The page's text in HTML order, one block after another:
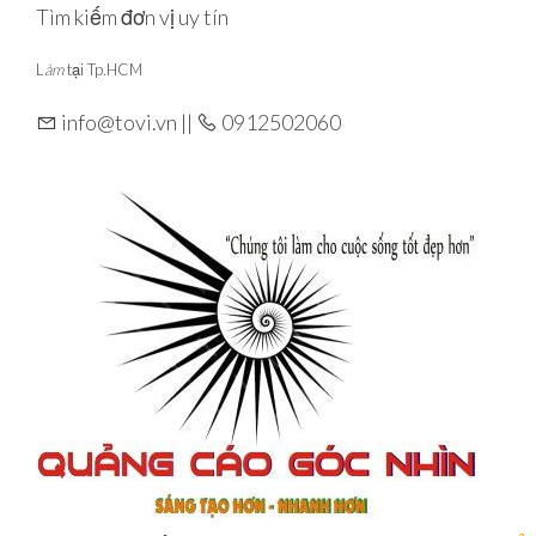
Tìm kiếm đơn vị uy tín
L àmtại Tp.HCM
info@tovi.vn || 0912502060